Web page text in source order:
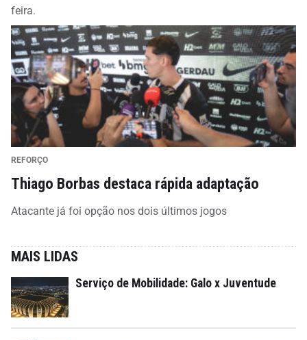
feira.
REFORÇO
Thiago Borbas destaca rápida adaptação
Atacante já foi opção nos dois últimos jogos
MAIS LIDAS
Serviço de Mobilidade: Galo x Juventude